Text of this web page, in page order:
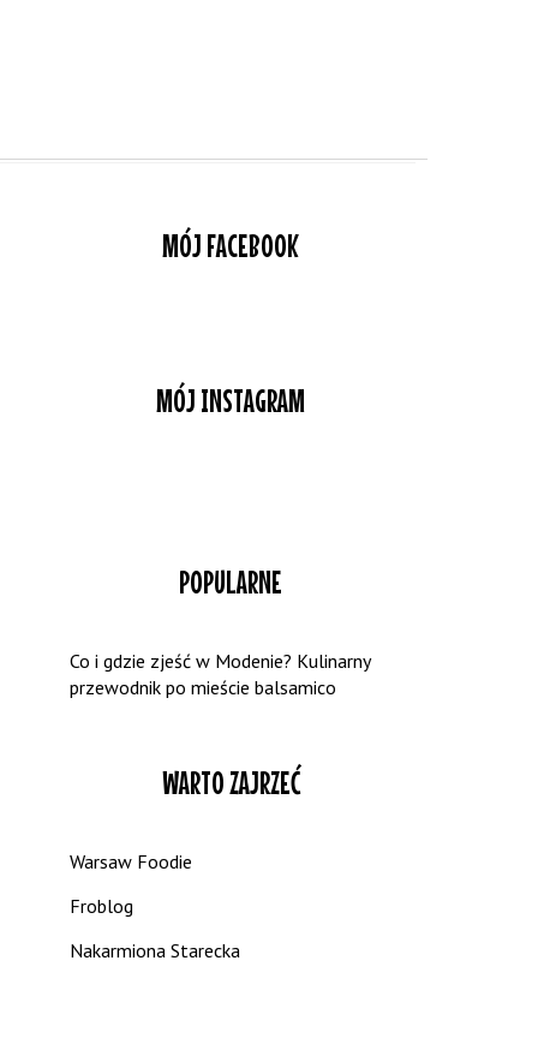
MÓJ FACEBOOK
MÓJ INSTAGRAM
POPULARNE
Co i gdzie zjeść w Modenie? Kulinarny
przewodnik po mieście balsamico
WARTO ZAJRZEĆ
Warsaw Foodie
Froblog
Nakarmiona Starecka